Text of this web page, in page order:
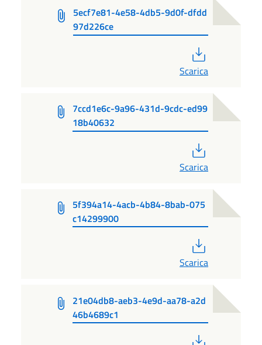
5ecf7e81-4e58-4db5-9d0f-dfdd
97d226ce
Scarica
7ccd1e6c-9a96-431d-9cdc-ed99
18b40632
Scarica
5f394a14-4acb-4b84-8bab-075
c14299900
Scarica
21e04db8-aeb3-4e9d-aa78-a2d
46b4689c1